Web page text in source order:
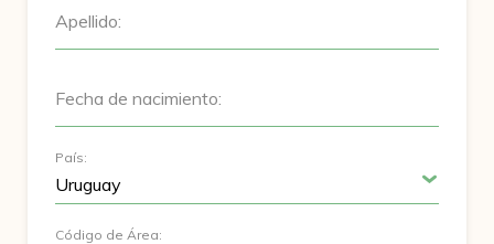
Apellido:
Fecha de nacimiento:
País:
Código de Área: